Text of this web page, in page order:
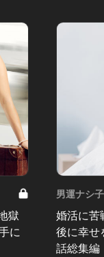
獄
に
男運ナシ
婚活に苦
後に幸せ
話総集編